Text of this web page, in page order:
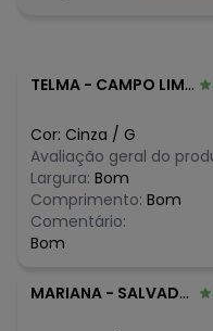
Composição: Corpo:
Histórico de preços
O preço apresentado
algum dia do mês, para
agosto/2026
maio/2026
TELMA - CAMPO LIMPO PAULISTA - SP
Cor: Cinza / G
Avaliação geral do
Largura: Bom
Comprimento: Bom
Comentário:
Bom
MARIANA - SALVADOR - BA